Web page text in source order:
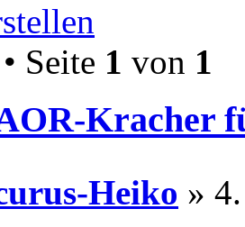
Seite 1 von 1
Kracher
Heiko »